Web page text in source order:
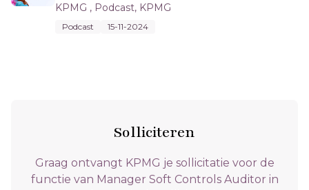
KPMG , Podcast, KPMG
Podcast 15-11-2024
Solliciteren
Graag ontvangt KPMG je sollicitatie voor de
functie van Manager Soft Controls Auditor in